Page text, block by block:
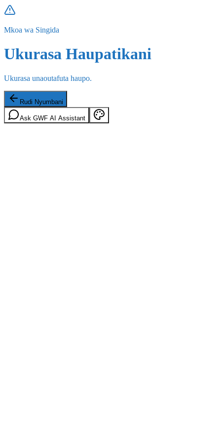
Mkoa wa Singida
Ukurasa Haupatikani
Ukurasa unaoutafuta haupo.
Rudi Nyumbani
Ask GWF AI Assistant